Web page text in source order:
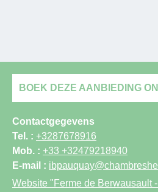
BOEK DEZE AANBIEDING
Contactgegevens
Tel. : +3287678916
Mob. : +33 +32479218940
E-mail :
Website "Ferme de Berwausault